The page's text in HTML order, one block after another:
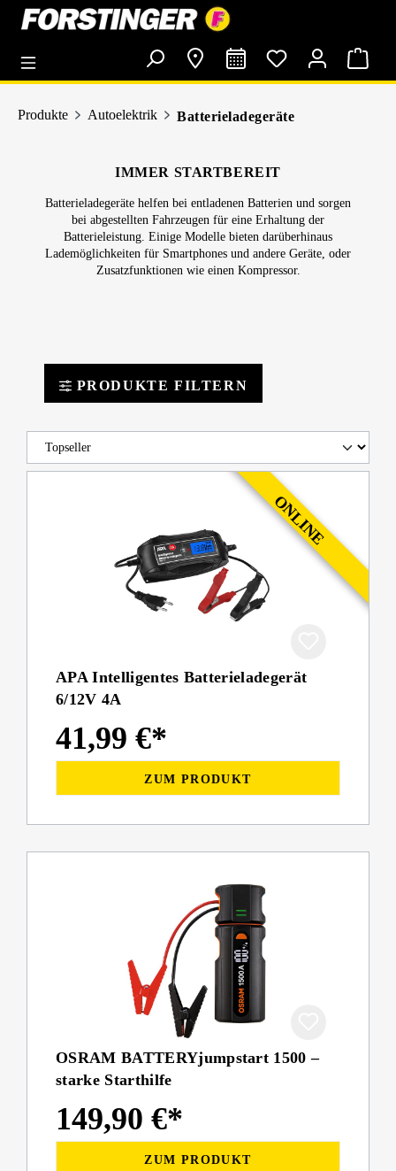
springen
Produkte Autoelektrik Batterieladegeräte
IMMER STARTBEREIT
Batterieladegeräte helfen bei entladenen Batterien und sorgen
bei abgestellten Fahrzeugen für eine Erhaltung der
Batterieleistung. Einige Modelle bieten darüberhinaus
Lademöglichkeiten für Smartphones und andere Geräte, oder
Zusatzfunktionen wie einen Kompressor.
PRODUKTE FILTERN
APA Intelligentes Batterieladegerät
6/12V 4A
41,99 €*
ZUM PRODUKT
OSRAM BATTERYjumpstart 1500 –
starke Starthilfe
149,90 €*
ZUM PRODUKT